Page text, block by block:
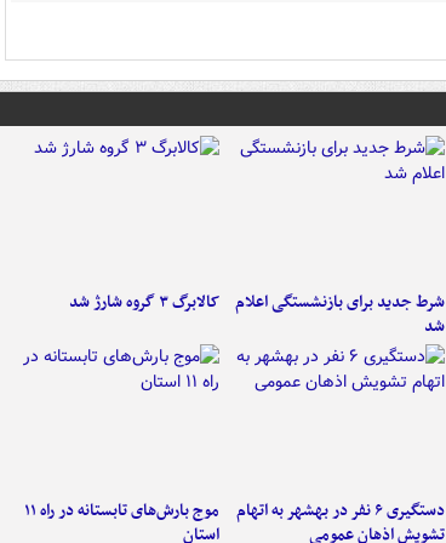
شرط جدید برای بازنشستگی اعلام
شد
کالابرگ ۳ گروه شارژ شد
دستگیری ۶ نفر در بهشهر به اتهام
تشویش اذهان عمومی
موج بارش‌های تابستانه در راه ۱۱
استان